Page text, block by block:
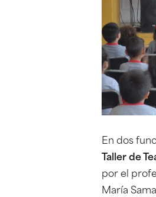
En dos
Taller de
por el
María